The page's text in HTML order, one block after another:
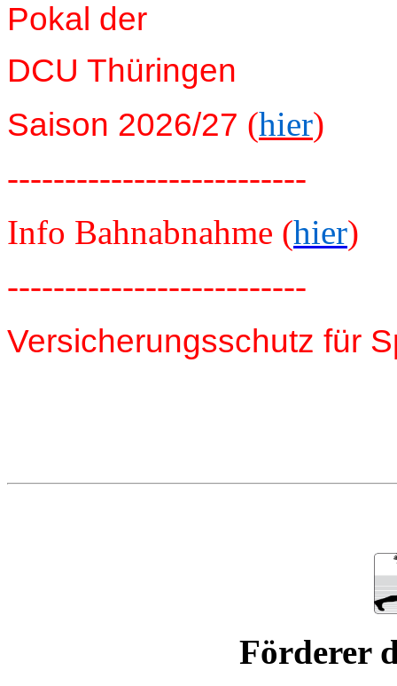
Pokal der
DCU Thüringen
Saison 2026/27 (hier)
--------------------------
Info Bahnabnahme (hier)
--------------------------
Versicherungsschutz für
Förderer